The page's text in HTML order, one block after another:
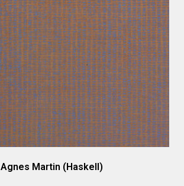
Agnes Martin (Haskell)